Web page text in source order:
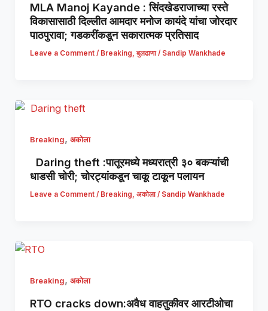
MLA Manoj Kayande : सिंदखेडराजाच्या रस्ते
विकासासाठी दिल्लीत आमदार मनोज कायंदे यांचा जोरदार
पाठपुरावा; गडकरींकडून सकारात्मक प्रतिसाद
Leave a Comment / Breaking बुलढाणा/ Sandip Wankhade
Breaking, अकोला
Daring theft :पातूरमध्ये मध्यरात्री ३० बकऱ्यांची
धाडसी चोरी; चोरट्यांकडून चाकू टाकून पलायन
Leave a Comment / Breaking अकोला/ Sandip Wankhade
Breaking, अकोला
RTO cracks down:अवैध वाहतुकीवर आरटीओचा